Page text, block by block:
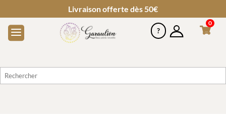
Livraison offerte dès 50€
0